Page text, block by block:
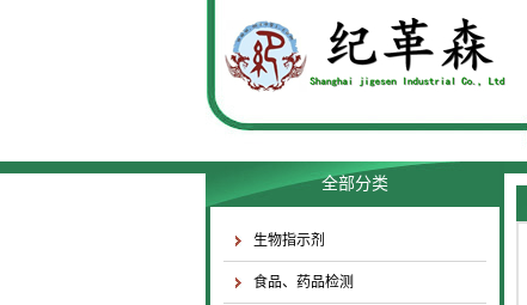
全部分类
生物指示剂
食品、药品检测